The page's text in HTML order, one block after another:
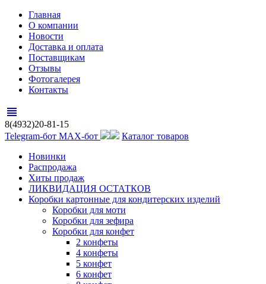
Главная
О компании
Новости
Доставка и оплата
Поставщикам
Отзывы
Фотогалерея
Контакты
view_headline
8(4932)20-81-15
Telegram-бот MAX-бот
Каталог товаров
Новинки
Распродажа
Хиты продаж
ЛИКВИДАЦИЯ ОСТАТКОВ
Коробки картонные для кондитерских изделий
Коробки для моти
Коробки для зефира
Коробки для конфет
2 конфеты
4 конфеты
5 конфет
6 конфет